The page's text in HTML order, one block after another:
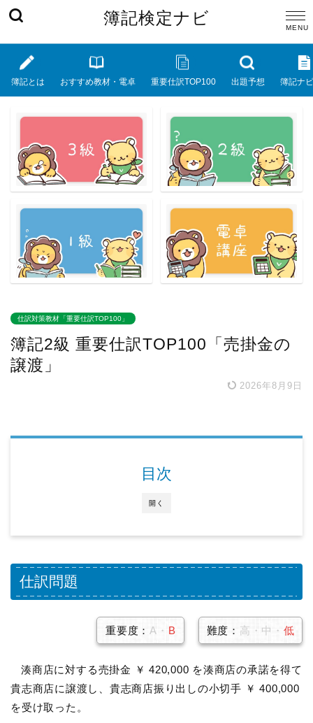
簿記検定ナビ
簿記とは おすすめ教材・電卓 重要仕訳TOP100 出題予想 簿記ナ
仕訳対策教材「重要仕訳TOP100」
簿記2級 重要仕訳TOP100「売掛金の
譲渡」
2026年8月9日
開く
目次
仕訳問題
難度： 高・中・ 低
重要度：A・ B
湊商店に対する売掛金 ￥ 420,000 を湊商店の承諾を得て
貴志商店に譲渡し、貴志商店振り出しの小切手 ￥ 400,000
を受け取った。